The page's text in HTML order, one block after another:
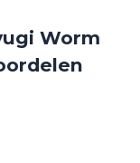
Worm